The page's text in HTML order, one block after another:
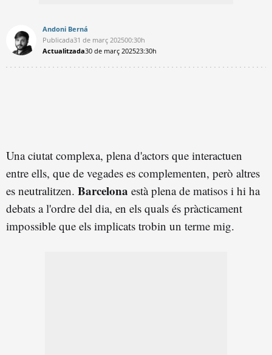
Andoni Berná
Publicada31 de març 202500:30h
Actualitzada30 de març 202523:30h
Una ciutat complexa, plena d'actors que interactuen
entre ells, que de vegades es complementen, però altres
es neutralitzen. Barcelona està plena de matisos i hi ha
debats a l'ordre del dia, en els quals és pràcticament
impossible que els implicats trobin un terme mig.